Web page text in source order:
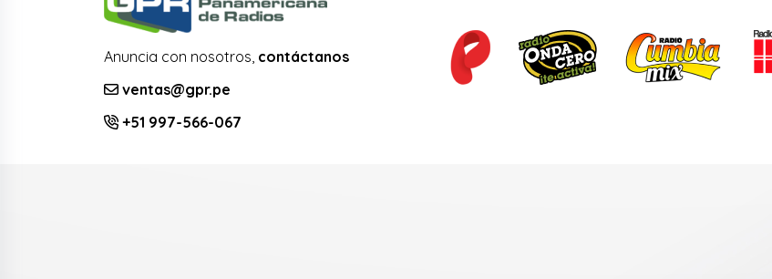
Anuncia con nosotros, contáctanos
ventas@gpr.pe
+51 997-566-067